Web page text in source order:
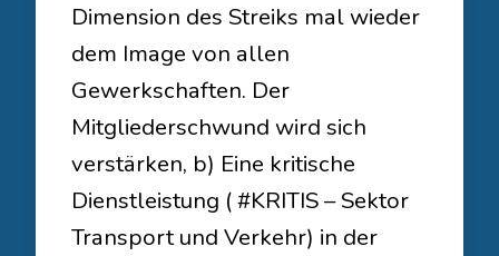
Dimension des Streiks mal wieder
dem Image von allen
Gewerkschaften. Der
Mitgliederschwund wird sich
verstärken, b) Eine kritische
Dienstleistung ( #KRITIS – Sektor
Transport und Verkehr) in der